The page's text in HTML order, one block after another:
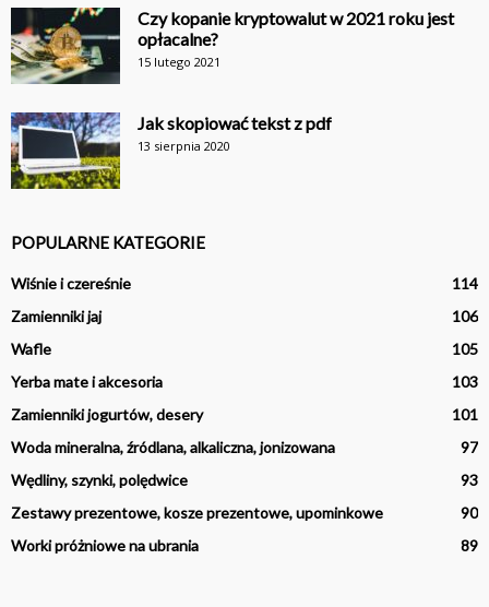
Czy kopanie kryptowalut w 2021 roku jest
opłacalne?
15 lutego 2021
Jak skopiować tekst z pdf
13 sierpnia 2020
POPULARNE KATEGORIE
Wiśnie i czereśnie
114
Zamienniki jaj
106
Wafle
105
Yerba mate i akcesoria
103
Zamienniki jogurtów, desery
101
Woda mineralna, źródlana, alkaliczna, jonizowana
97
Wędliny, szynki, polędwice
93
Zestawy prezentowe, kosze prezentowe, upominkowe
90
Worki próżniowe na ubrania
89